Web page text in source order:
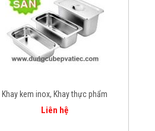
Khay kem inox, Khay thực phẩm
Liên hệ